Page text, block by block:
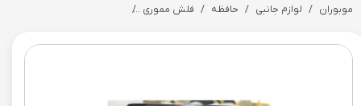
موبوران لوازم جانبی حافظه فلش مموری